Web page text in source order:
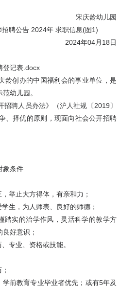
宋庆龄幼儿园
2024年04月18日
登记表.docx
创办的中国福利会的事业单位，是
幼儿园。
聘人员办法》（沪人社规〔2019〕
、择优的原则，现面向社会公开招聘
条件
止大方得体，有亲和力；
，为人师表、良好的师德；
实的治学作风，灵活科学的教学方
好意识；
业、资格或技能。
前教育专业毕业者优先；或有5年及